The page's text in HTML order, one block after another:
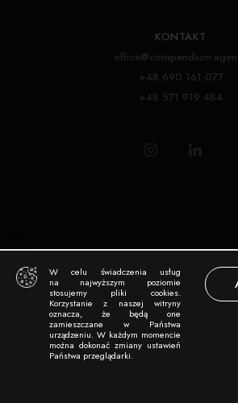
KONTAKT
+48 690 161 077
+48 571 919 484
Copyright © 2024 COMPENDIUM
W celu świadczenia usług
na najwyższym poziomie
stosujemy pliki cookies.
Korzystanie z naszej witryny
oznacza, że będą one
zamieszczane w Państwa
urządzeniu. W każdym momencie
można dokonać zmiany ustawień
Państwa przeglądarki.